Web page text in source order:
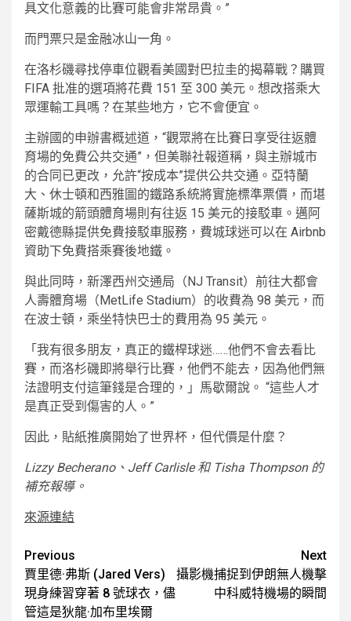
具文化意義的比賽可能會非常昂貴。”
而門票只是金融冰山一角。
在洛杉磯尋找停車位觀看美國對巴拉圭的揭幕戰？購買
FIFA 批准的選項將花費 151 至 300 美元。想改搭乘大
眾運輸工具嗎？在某些地方，它不會便宜。
主辦國的申辦書概述道，“觀眾將在比賽日享受往返體
育場的免費公共交通”，但美聯社報道稱，與主辦城市
的合同已更改，允許“按成本”提供公共交通。亞特蘭
大、休士頓和西雅圖的鐵路系統將實施標準票價，而堪
薩斯城的箭頭體育場則有往返 15 美元的接駁車。邁阿
密戴德縣提供免費接駁車服務，費城球迷可以在 Airbnb
資助下免費搭乘賽後地鐵。
與此同時，新澤西州交通局（NJ Transit）前往大都會
人壽體育場（MetLife Stadium）的收費為 98 美元，而
在波士頓，乘坐特快巴士的費用為 95 美元。
「我有很多朋友，真正的鐵桿球迷……他們不會去看比
賽，而洛杉磯即將舉行比賽，他們不能去，因為他們無
法證明支付這筆錢是合理的，」馬歇爾說。 “這些人才
是真正受到傷害的人。”
因此，貼紙推廣開始了世界杯，但代價是什麼？
Lizzy Becherano、Jeff Carlisle 和 Tisha Thompson 的
補充報導。
來源連結
Post
navigation
Previous
賈里德·弗斯 (Jared Vers)
現身練習穿著 8 號球衣，儘
管這是狄龍·加布里埃爾
Next
攝影機捕捉到伊朗無人機擊
中科威特機場的瞬間